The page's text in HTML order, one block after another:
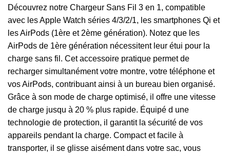
Découvrez notre Chargeur Sans Fil 3 en 1, compatible
avec les Apple Watch séries 4/3/2/1, les smartphones Qi et
les AirPods (1ère et 2ème génération). Notez que les
AirPods de 1ère génération nécessitent leur étui pour la
charge sans fil. Cet accessoire pratique permet de
recharger simultanément votre montre, votre téléphone et
vos AirPods, contribuant ainsi à un bureau bien organisé.
Grâce à son mode de charge optimisé, il offre une vitesse
de charge jusqu à 20 % plus rapide. Équipé d une
technologie de protection, il garantit la sécurité de vos
appareils pendant la charge. Compact et facile à
transporter, il se glisse aisément dans votre sac, vous